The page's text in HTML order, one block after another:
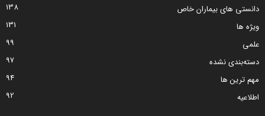
دانستی های بیماران خاص
138
ویژه ها
131
علمی
99
دسته‌بندی نشده
97
مهم ترین ها
94
اطلاعیه
92